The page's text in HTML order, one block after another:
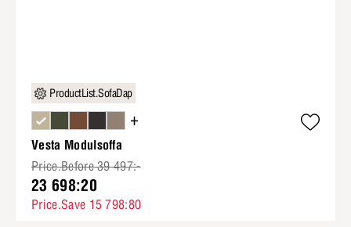
ProductList.SofaDap
+
Vesta Modulsoffa
Price.Before 39 497:-
23 698:20
Price.Save 15 798:80